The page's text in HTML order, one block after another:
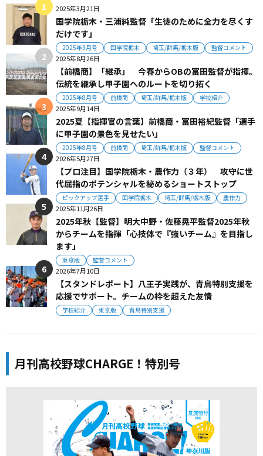
2025年3月21日
国学院栃木・三浦純監督「生徒のために全力を尽くす
だけです」
2025年3月号 国学院栃木 埼玉/群馬/栃木版 監督コメント
2025年8月26日
【前橋商】「継承」 今春からOBの冨田監督が指揮。
伝統を継承し甲子園へのルートを切り拓く
2025年8月号 前橋商 埼玉/群馬/栃木版 学校紹介
2025年9月14日
2025夏【指揮官の言葉】前橋商・冨田裕紀監督「選手
に甲子園の景色を見せたい」
2025年8月号 前橋商 埼玉/群馬/栃木版 監督コメント
2026年5月27日
【プロ注目】国学院栃木・農作力（３年） 攻守に世
代屈指のポテンシャルを秘めるショートストップ
ピックアップ選手 国学院栃木 埼玉/群馬/栃木版 農作力
2025年11月26日
2025年秋【監督】明大中野・佐藤晃平監督2025年秋
からチームを指揮「心技体で『強いチーム』を目指し
ます」
東京版 監督コメント
2026年7月10日
【スタンドレポート】八王子実践が、青鳥特別支援を
応援でサポート。チームの枠を超えた友情
学校紹介 東京版 青鳥特別支援
月刊高校野球CHARGE！特別号